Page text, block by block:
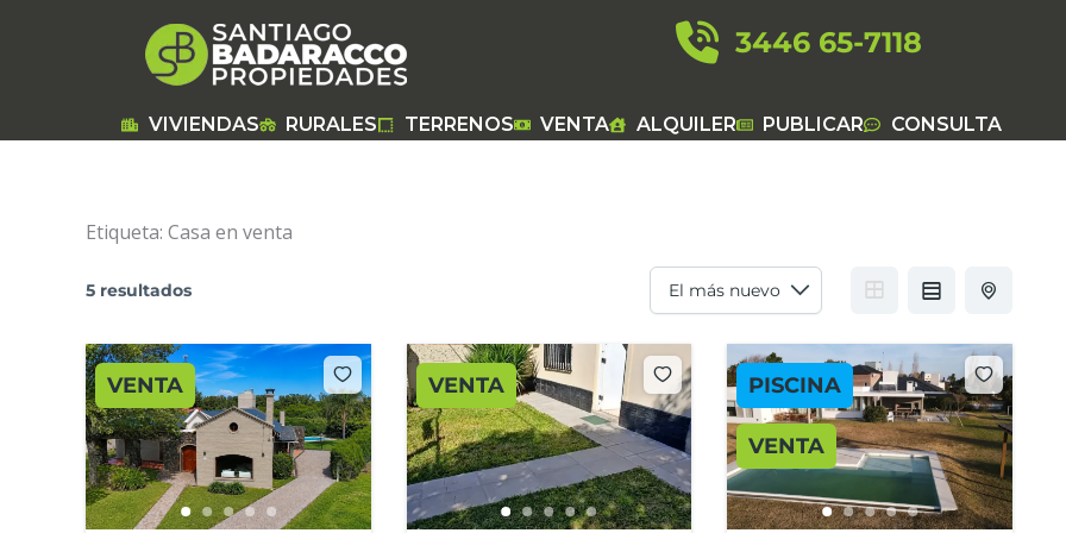
3446 65-7118
VIVIENDAS RURALES TERRENOS VENTA ALQUILER PUBLICAR CONSULTA
Etiqueta: Casa en venta
5 resultados
VENTA VENTA PISCINA
VENTA